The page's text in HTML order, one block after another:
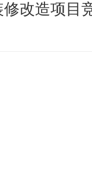
改造项目